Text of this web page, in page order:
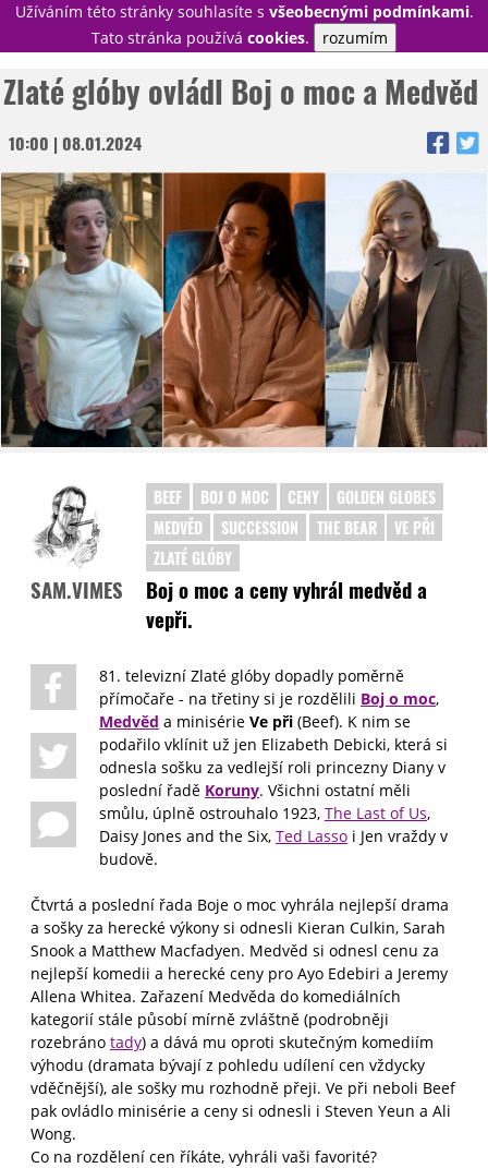
Užíváním této stránky souhlasíte s všeobecnými podmínkami.
Tato stránka používá cookies. rozumím
PŘIHLÁSIT
NOVINKY
TÉMATA
RECENZE
EPIZODY
KULT
TRAILERY
GALERIE
DISKUZE
STATISTIKY
TIRÁŽ
Zlaté glóby ovládl Boj o moc a Medvěd
10:00 | 08.01.2024
SAM.VIMES
BEEF BOJ O MOC CENY
GOLDEN GLOBES
MEDVĚD
SUCCESSION THE BEAR
VE PŘI
ZLATÉ GLÓBY
Boj o moc a ceny vyhrál medvěd a
vepři.
81. televizní Zlaté glóby dopadly poměrně
přímočaře - na třetiny si je rozdělili Boj o moc,
Medvěd a minisérie Ve při (Beef). K nim se
podařilo vklínit už jen Elizabeth Debicki, která si
odnesla sošku za vedlejší roli princezny Diany v
poslední řadě Koruny. Všichni ostatní měli
smůlu, úplně ostrouhalo 1923, The Last of Us,
Daisy Jones and the Six, Ted Lasso i Jen vraždy v
budově.
Čtvrtá a poslední řada Boje o moc vyhrála nejlepší drama
a sošky za herecké výkony si odnesli Kieran Culkin, Sarah
Snook a Matthew Macfadyen. Medvěd si odnesl cenu za
nejlepší komedii a herecké ceny pro Ayo Edebiri a Jeremy
Allena Whitea. Zařazení Medvěda do komediálních
kategorií stále působí mírně zvláštně (podrobněji
rozebráno tady) a dává mu oproti skutečným komediím
výhodu (dramata bývají z pohledu udílení cen vždycky
vděčnější), ale sošky mu rozhodně přeji. Ve při neboli Beef
pak ovládlo minisérie a ceny si odnesli i Steven Yeun a Ali
Wong.
Co na rozdělení cen říkáte, vyhráli vaši favorité?